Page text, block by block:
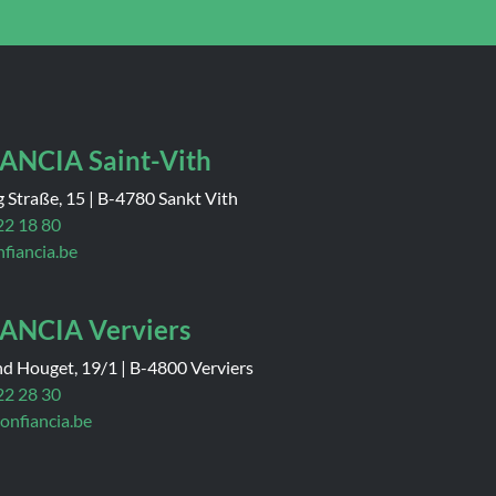
Saint-Vith
Straße, 15 | B-4780 Sankt Vith
18 80
Verviers
Houget, 19/1 | B-4800 Verviers
28 30